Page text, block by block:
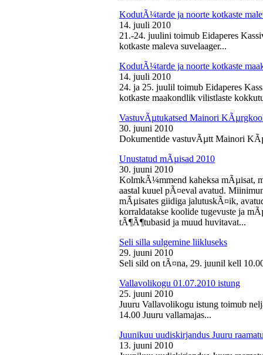
KodutÃ¼tarde ja noorte kotkaste
14. juuli 2010
21.-24. juulini toimub Eidaperes
kotkaste maleva suvelaager...
KodutÃ¼tarde ja noorte kotkaste
14. juuli 2010
24. ja 25. juulil toimub Eidaperes
kotkaste maakondlik vilistlaste
VastuvÃµtukatsed Mainori
30. juuni 2010
Dokumentide vastuvÃµtt Mainori
Unustatud mÃµisad 2010
30. juuni 2010
KolmkÃ¼mmend kaheksa mÃµisat,
aastal kuuel pÃ¤eval avatud.
mÃµisates giidiga jalutuskÃ¤ik,
korraldatakse koolide tugevuste ja
tÃ¶Ã¶tubasid ja muud huvitavat...
Seli silla sulgemine liikluseks
29. juuni 2010
Seli sild on tÃ¤na, 29. juunil kell
Vallavolikogu 01.07.2010 istung
25. juuni 2010
Juuru Vallavolikogu istung toimub
14.00 Juuru vallamajas...
Juunikuu uudiskirjandus Juuru
13. juuni 2010